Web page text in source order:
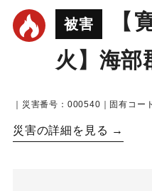
被害
【
火】海部
｜災害番号：000540｜固有コー
災害の詳細を見る →